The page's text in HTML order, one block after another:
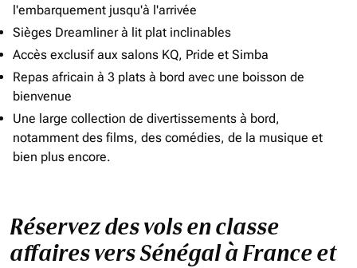
l'embarquement jusqu'à l'arrivée
Sièges Dreamliner à lit plat inclinables
Accès exclusif aux salons KQ, Pride et Simba
Repas africain à 3 plats à bord avec une boisson de
bienvenue
Une large collection de divertissements à bord,
notamment des films, des comédies, de la musique et
bien plus encore.
Réservez des vols en classe
affaires vers Sénégal à France et